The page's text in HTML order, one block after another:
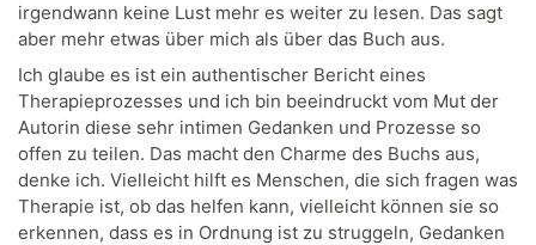
irgendwann keine Lust mehr es weiter zu lesen. Das sagt
aber mehr etwas über mich als über das Buch aus.
Ich glaube es ist ein authentischer Bericht eines
Therapieprozesses und ich bin beeindruckt vom Mut der
Autorin diese sehr intimen Gedanken und Prozesse so
offen zu teilen. Das macht den Charme des Buchs aus,
denke ich. Vielleicht hilft es Menschen, die sich fragen was
Therapie ist, ob das helfen kann, vielleicht können sie so
erkennen, dass es in Ordnung ist zu struggeln, Gedanken